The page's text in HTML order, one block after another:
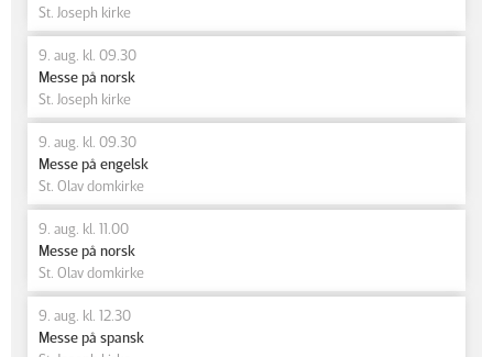
St. Joseph kirke
9. aug. kl. 09.30
Messe på norsk
St. Joseph kirke
9. aug. kl. 09.30
Messe på engelsk
St. Olav domkirke
9. aug. kl. 11.00
Messe på norsk
St. Olav domkirke
9. aug. kl. 12.30
Messe på spansk